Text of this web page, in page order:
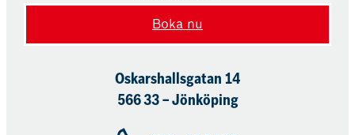
Boka nu
Oskarshallsgatan 14
566 33 – Jönköping